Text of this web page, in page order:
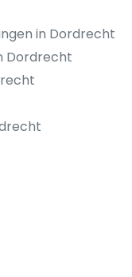
in Dordrecht
Dordrecht